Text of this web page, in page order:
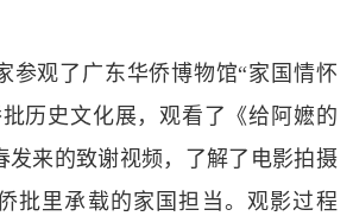
参观了广东华侨博物馆“家国情怀
历史文化展，观看了《给阿嬷的
发来的致谢视频，了解了电影拍摄
批里承载的家国担当。观影过程